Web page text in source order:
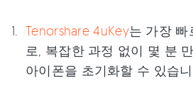
Tenorshare 4uKey는 가장 빠
로, 복잡한 과정 없이 몇 분
아이폰을 초기화할 수 있습